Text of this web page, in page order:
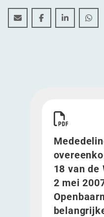
MededelingMededeling
18 van de
2 mei